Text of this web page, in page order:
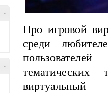
-
-
Про игровой
среди
тематических